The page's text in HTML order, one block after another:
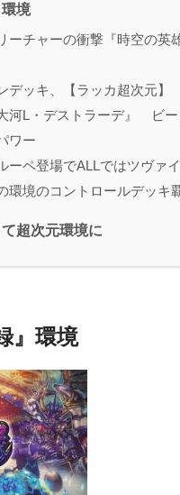
境
ーチャーの衝撃『時空の英
デッキ、【ラッカ超次元】
河L・デストラーデ』 ビ
ワー
ーペ登場でALLではツヴァ
環境のコントロールデッキ
超次元環境に
』環境